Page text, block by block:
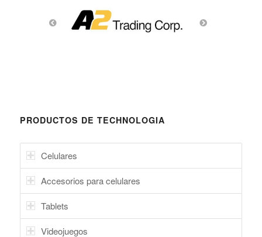
PRODUCTOS DE TECHNOLOGIA
Celulares
Accesorios para celulares
Tablets
Videojuegos